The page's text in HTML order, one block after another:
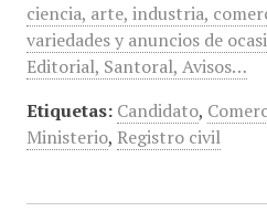
ciencia, arte, industria,
variedades y anuncios de
Editorial, Santoral, Avisos…
Etiquetas: Candidato,
Ministerio, Registro civil